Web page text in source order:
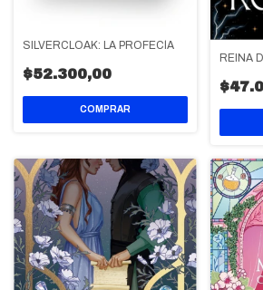
SILVERCLOAK: LA PROFECÍA
$52.300,00
REINA